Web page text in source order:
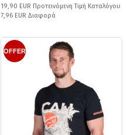
19,90 EUR Προτεινόμενη Τιμή Καταλόγου
7,96 EUR Διαφορά
OFFER